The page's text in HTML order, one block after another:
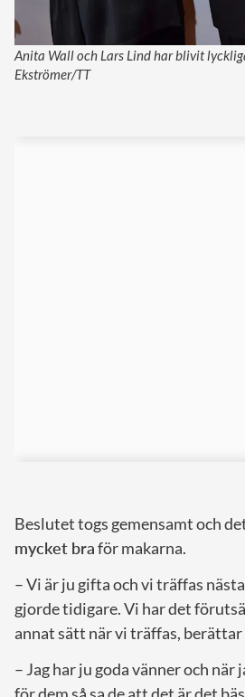
Anita Wall och Lars Lind har blivit
Ekströmer/TT
Beslutet togs gemensamt och
mycket braför makarna.
– Vi är ju gifta och vi träffas
gjorde tidigare. Vi har det
annat sätt när vi träffas,
– Jag har ju goda vänner och
för dem så sa de att det är det